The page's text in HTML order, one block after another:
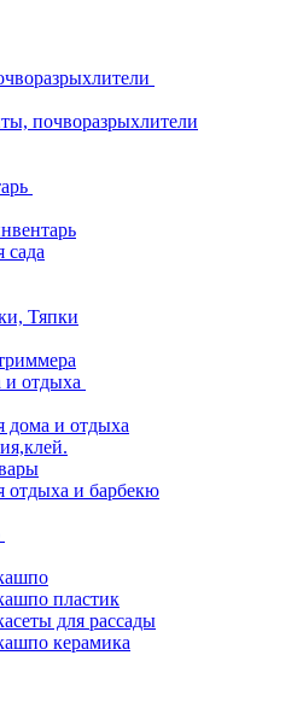
почворазрыхлители
сада
Тяпки
и отдыха
дома и отдыха
отдыха и барбекю
пластик
для рассады
керамика